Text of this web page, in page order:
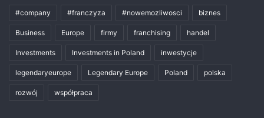
#company #franczyza #nowemozliwosci biznes
Business Europe firmy franchising handel
Investments Investments in Poland inwestycje
legendaryeurope Legendary Europe Poland polska
rozwój współpraca